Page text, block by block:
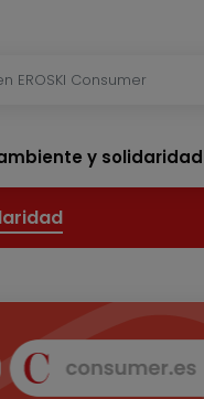
y solidaridad